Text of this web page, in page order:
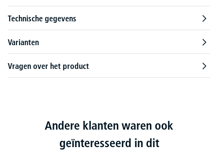
Technische gegevens
Varianten
Vragen over het product
Andere klanten waren ook
geïnteresseerd in dit